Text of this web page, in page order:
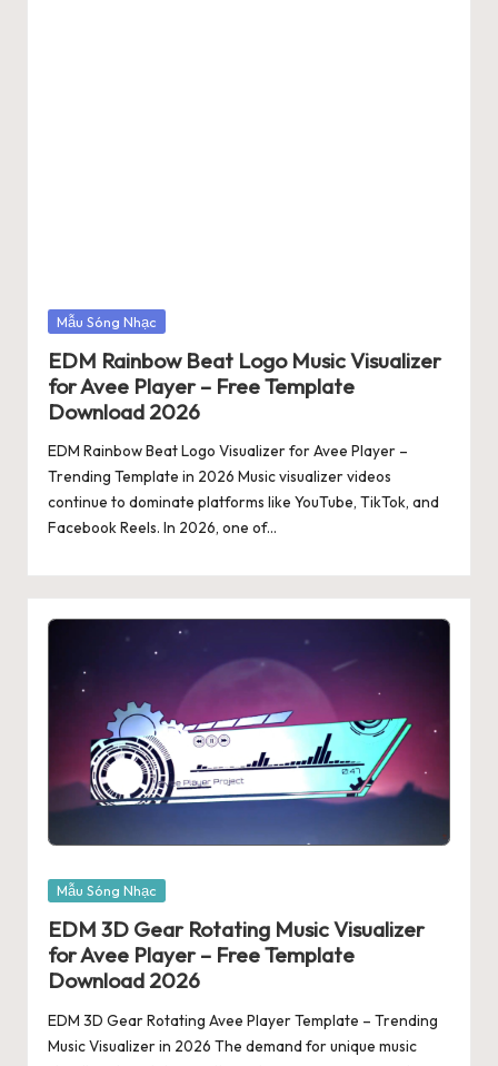
Posted
Mẫu Sóng Nhạc
EDM Rainbow Beat Logo Music Visualizer
for Avee Player – Free Template
Download 2026
EDM Rainbow Beat Logo Visualizer for Avee Player –
Trending Template in 2026 Music visualizer videos
continue to dominate platforms like YouTube, TikTok, and
Facebook Reels. In 2026, one of…
Posted
Mẫu Sóng Nhạc
EDM 3D Gear Rotating Music Visualizer
for Avee Player – Free Template
Download 2026
EDM 3D Gear Rotating Avee Player Template – Trending
Music Visualizer in 2026 The demand for unique music